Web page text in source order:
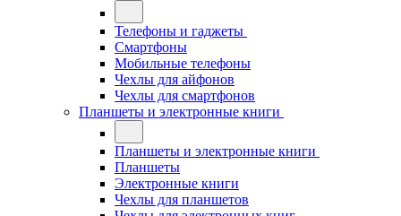
Телефоны и гаджеты
Смартфоны
Мобильные телефоны
Чехлы для айфонов
Чехлы для смартфонов
Планшеты и электронные книги
Планшеты и электронные книги
Планшеты
Электронные книги
Чехлы для планшетов